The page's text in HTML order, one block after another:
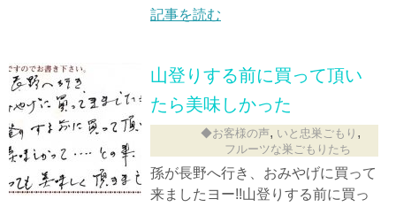
記事を読む
山登りする前に買って頂い
たら美味しかった
◆お客様の声, いと忠巣ごもり ,
フルーツな巣ごもりたち
孫が長野へ行き、おみやげに買って
来ましたヨー!!山登りする前に買っ